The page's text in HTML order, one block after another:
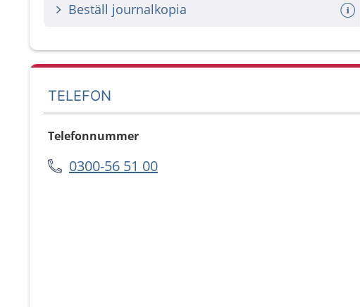
Beställ journalkopia
TELEFON
Telefonnummer
0300-56 51 00